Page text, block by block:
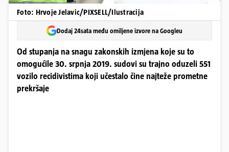
Foto: Hrvoje Jelavic/PIXSELL/Ilustracija
Dodaj 24sata među omiljene izvore na Googleu
Od stupanja na snagu zakonskih izmjena koje su to
omogućile 30. srpnja 2019. sudovi su trajno oduzeli 551
vozilo recidivistima koji učestalo čine najteže prometne
prekršaje